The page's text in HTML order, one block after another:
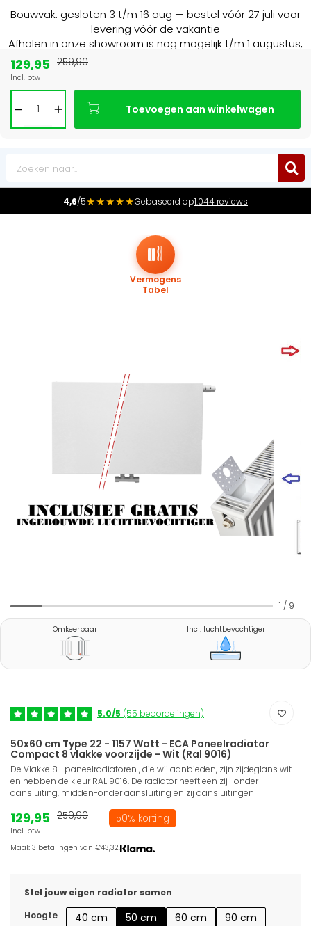
Bouwvak: gesloten 3 t/m 16 aug — bestel vóór 27 juli voor
levering vóór de vakantie
Afhalen in onze showroom is nog mogelijk t/m 1 augustus,
4,6/5★★★★★Gebaseerd op1.044 reviews
Vermogens
Tabel
1 / 9
Omkeerbaar Incl. luchtbevochtiger
5.0/5 (55 beoordelingen)
50x60 cm Type 22 - 1157 Watt - ECA Paneelradiator
Compact 8 vlakke voorzijde - Wit (Ral 9016)
De Vlakke 8+ paneelradiatoren , die wij aanbieden, zijn zijdeglans wit
en hebben de kleur RAL 9016. De radiator heeft een zij -onder
aansluiting, midden-onder aansluiting en zij aansluitingen
129,95
Incl. btw
259,90 50% korting
Maak 3 betalingen van €43,32.
Stel jouw eigen radiator samen
Hoogte
40 cm 50 cm 60 cm 90 cm
129,95
Incl. btw
259,90
Toevoegen aan winkelwagen